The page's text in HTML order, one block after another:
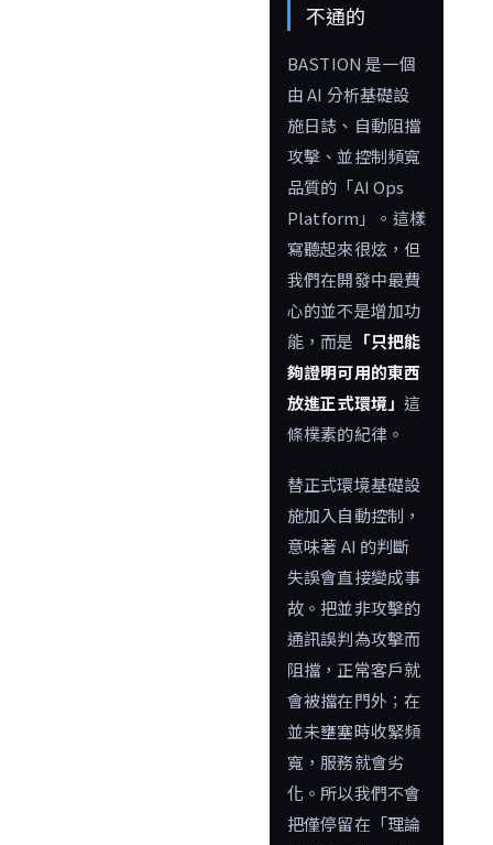
不通的
BASTION 是一個
由 AI 分析基礎設
施日誌、自動阻擋
攻擊、並控制頻寬
品質的「AI Ops
Platform」。這樣
寫聽起來很炫，但
我們在開發中最費
心的並不是增加功
能，而是 「只把能
夠證明可用的東西
放進正式環境」這
條樸素的紀律。
替正式環境基礎設
施加入自動控制，
意味著 AI 的判斷
失誤會直接變成事
故。把並非攻擊的
通訊誤判為攻擊而
阻擋，正常客戶就
會被擋在門外；在
並未壅塞時收緊頻
寬，服務就會劣
化。所以我們不會
把僅停留在「理論